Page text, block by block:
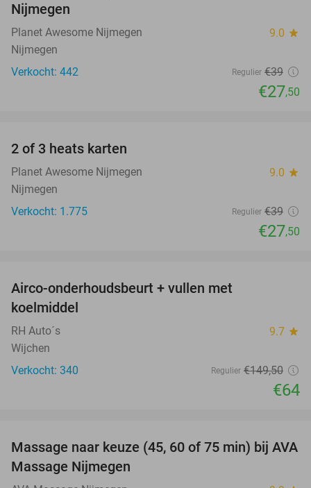
Nijmegen
Planet Awesome Nijmegen 9.0 star
Nijmegen
Verkocht: 442
Regulier €39
€27,50
2 of 3 heats karten
Planet Awesome Nijmegen 9.0 star
Nijmegen
Verkocht: 1.775
Regulier €39
€27,50
Airco-onderhoudsbeurt + vullen met
koelmiddel
RH Auto´s 9.7 star
Wijchen
Verkocht: 340
Regulier €149,50
€64
46%
Massage naar keuze (45, 60 of 75 min) bij AVA
Massage Nijmegen